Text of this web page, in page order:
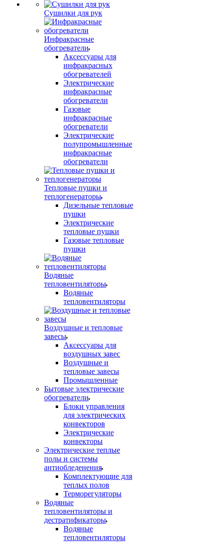
Сушилки для рук
Инфракрасные
обогреватели
Аксессуары для
инфракрасных
обогревателей
Электрические
инфракрасные
обогреватели
Газовые
инфракрасные
обогреватели
Электрические
полупромышленные
инфракрасные
обогреватели
Тепловые пушки и
теплогенераторы
Дизельные тепловые
пушки
Электрические
тепловые пушки
Газовые тепловые
пушки
Водяные
тепловентиляторы
Водяные
тепловентиляторы
Воздушные и тепловые
завесы
Аксессуары для
воздушных завес
Воздушные и
тепловые завесы
Промышленные
Бытовые электрические
обогреватели
Блоки управления
для электрических
конвекторов
Электрические
конвекторы
Электрические теплые
полы и системы
антиобледенения
Комплектующие для
теплых полов
Терморегуляторы
Водяные
тепловентиляторы и
дестратификаторы
Водяные
тепловентиляторы